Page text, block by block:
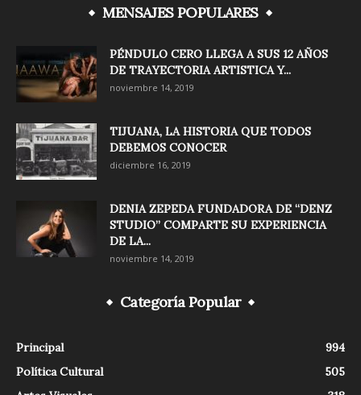
MENSAJES POPULARES
PÉNDULO CERO LLEGA A SUS 12 AÑOS
DE TRAYECTORIA ARTISTICA Y...
noviembre 14, 2019
TIJUANA, LA HISTORIA QUE TODOS
DEBEMOS CONOCER
diciembre 16, 2019
DENIA ZEPEDA FUNDADORA DE “DENZ
STUDIO” COMPARTE SU EXPERIENCIA
DE LA...
noviembre 14, 2019
Categoría Popular
Principal
994
Política Cultural
505